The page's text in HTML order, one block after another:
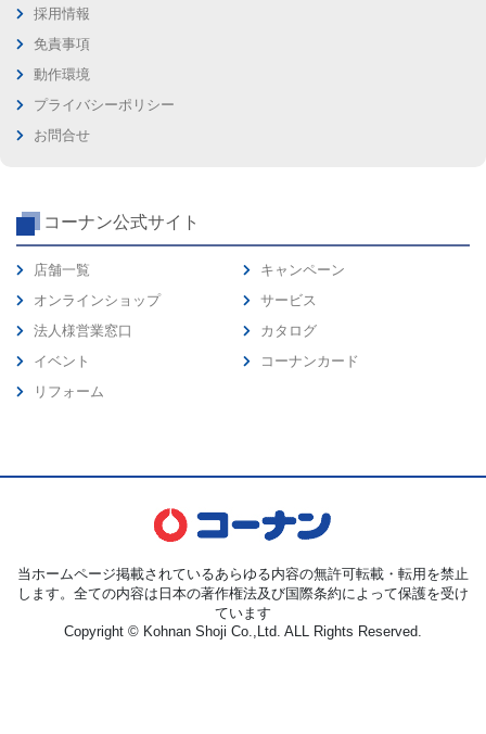
採用情報
免責事項
動作環境
プライバシーポリシー
お問合せ
コーナン公式サイト
店舗一覧
オンラインショップ
法人様営業窓口
イベント
リフォーム
キャンペーン
サービス
カタログ
コーナンカード
当ホームページ掲載されているあらゆる内容の無許可転載・転用を禁止
します。全ての内容は日本の著作権法及び国際条約によって保護を受け
ています
Copyright © Kohnan Shoji Co.,Ltd. ALL Rights Reserved.